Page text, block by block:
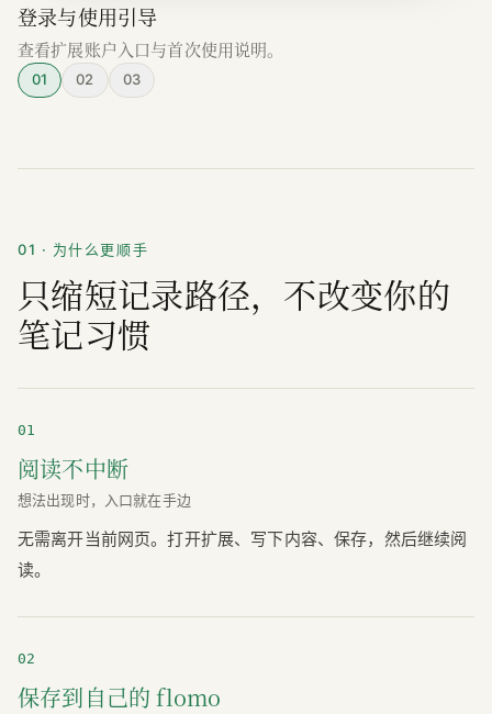
登录与使用引导
查看扩展账户入口与首次使用说明。
01 02 03
01 · 为什么更顺手
只缩短记录路径，不改变你的
笔记习惯
01
阅读不中断
想法出现时，入口就在手边
无需离开当前网页。打开扩展、写下内容、保存，然后继续阅
读。
02
保存到自己的 flomo